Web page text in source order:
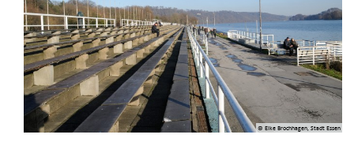
© Elke Brochhagen, Stadt Essen